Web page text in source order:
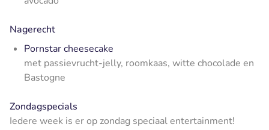
Nagerecht
Pornstar cheesecake
met passievrucht-jelly, roomkaas, witte chocolade en
Bastogne
Zondagspecials
Iedere week is er op zondag speciaal entertainment!